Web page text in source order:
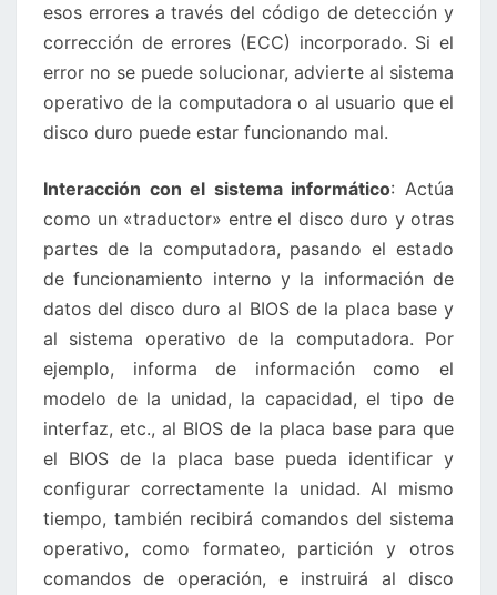
esos errores a través del código de detección y
corrección de errores (ECC) incorporado. Si el
error no se puede solucionar, advierte al sistema
operativo de la computadora o al usuario que el
disco duro puede estar funcionando mal.
Interacción con el sistema informático: Actúa
como un «traductor» entre el disco duro y otras
partes de la computadora, pasando el estado
de funcionamiento interno y la información de
datos del disco duro al BIOS de la placa base y
al sistema operativo de la computadora. Por
ejemplo, informa de información como el
modelo de la unidad, la capacidad, el tipo de
interfaz, etc., al BIOS de la placa base para que
el BIOS de la placa base pueda identificar y
configurar correctamente la unidad. Al mismo
tiempo, también recibirá comandos del sistema
operativo, como formateo, partición y otros
comandos de operación, e instruirá al disco